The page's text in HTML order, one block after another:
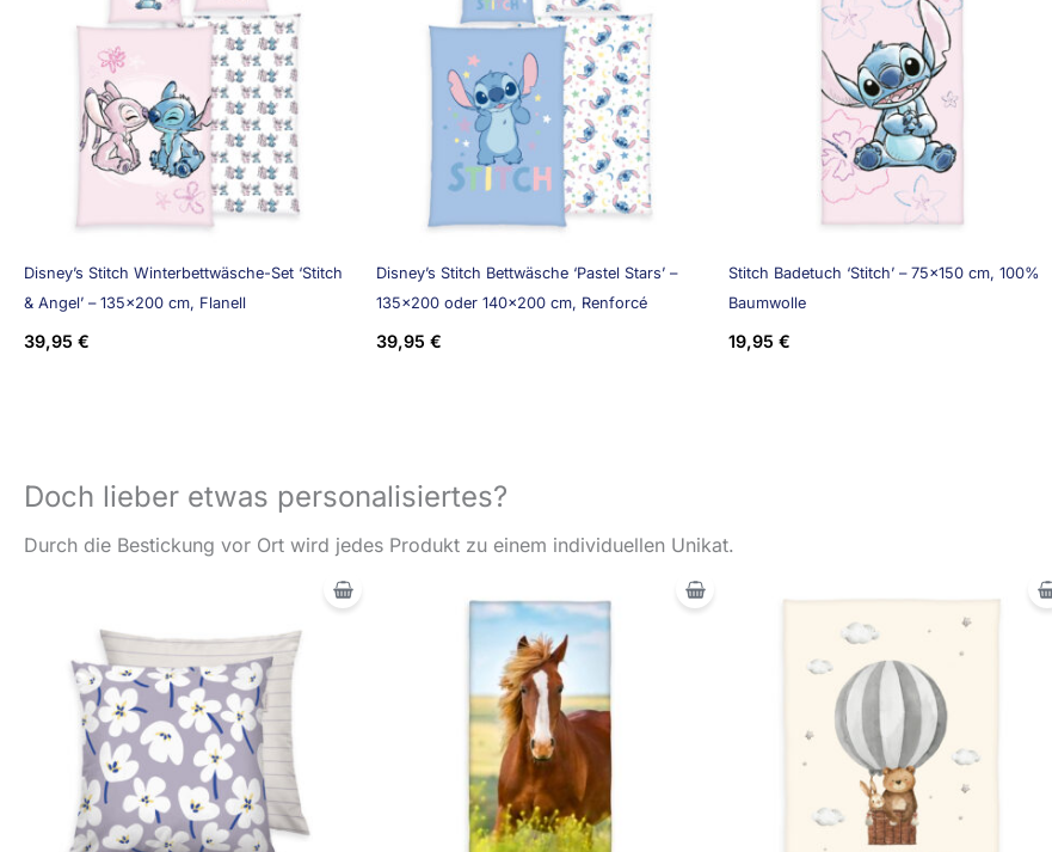
Disney’s Stitch Winterbettwäsche-Set ‘Stitch
& Angel’ – 135×200 cm, Flanell
39,95 €
Disney’s Stitch Bettwäsche ‘Pastel Stars’ –
135×200 oder 140×200 cm, Renforcé
39,95 €
Stitch Badetuch ‘Stitch’ – 75×150 cm, 100%
Baumwolle
19,95 €
Doch lieber etwas personalisiertes?
Durch die Bestickung vor Ort wird jedes Produkt zu einem individuellen Unikat.